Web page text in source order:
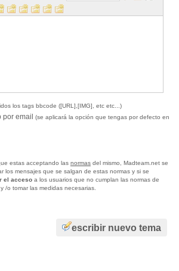
los tags bbcode ([URL],[IMG], etc etc...)
por email
(se aplicará la opción que tengas por defecto en
estas acceptando las normas del mismo, Madteam.net se
los mensajes que se salgan de estas normas y si se
el acceso a los usuarios que no cumplan las normas de
/o tomar las medidas necesarias.
escribir nuevo tema